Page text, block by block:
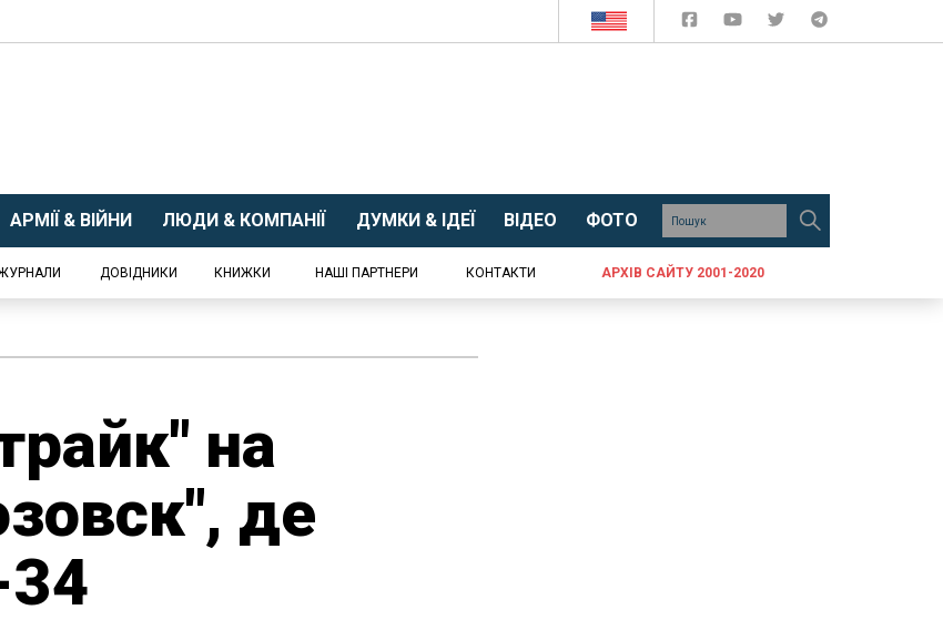
АРМІЇ & ВІЙНИ ЛЮДИ & КОМПАНІЇ ДУМКИ & ІДЕЇ ВІДЕО ФОТО
ДОВІДНИКИ КНИЖКИ НАШІ ПАРТНЕРИ КОНТАКТИ АРХІВ САЙТУ 2001-2020
на
де